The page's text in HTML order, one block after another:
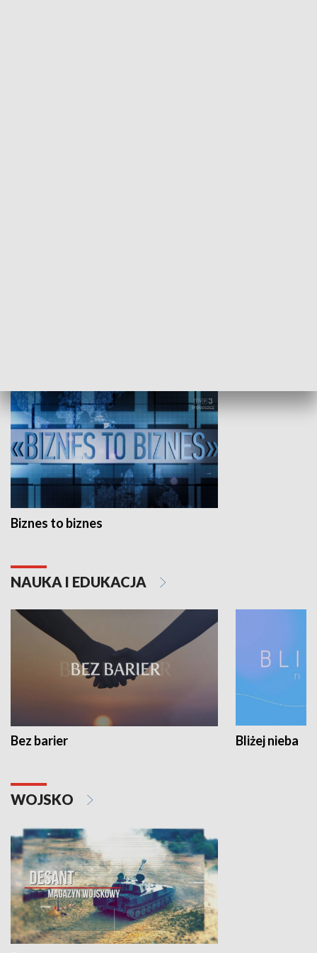
Biznes to biznes
NAUKA I EDUKACJA
Bez barier Bliżej nieba
WOJSKO